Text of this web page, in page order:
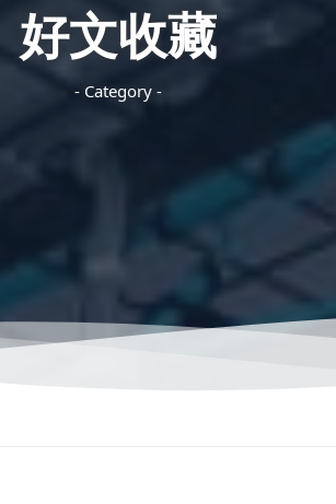
好文收藏
- Category -